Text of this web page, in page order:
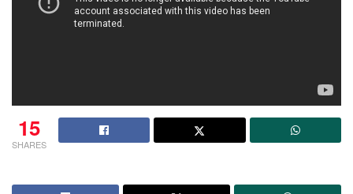
15
SHARES